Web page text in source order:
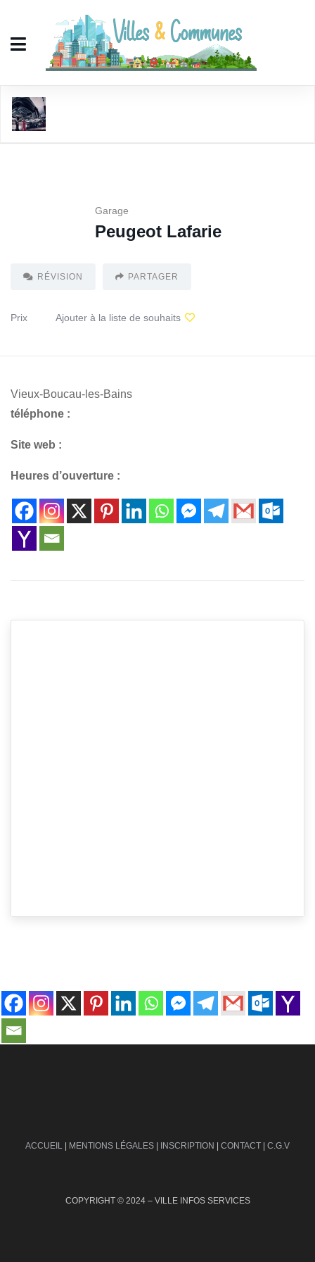
Garage
Peugeot Lafarie
RÉVISION PARTAGER
Prix Ajouter à la liste de souhaits
Vieux-Boucau-les-Bains
téléphone :
Site web :
Heures d’ouverture :
ACCUEIL | MENTIONS LÉGALES | INSCRIPTION | CONTACT | C.G.V
COPYRIGHT © 2024 – VILLE INFOS SERVICES